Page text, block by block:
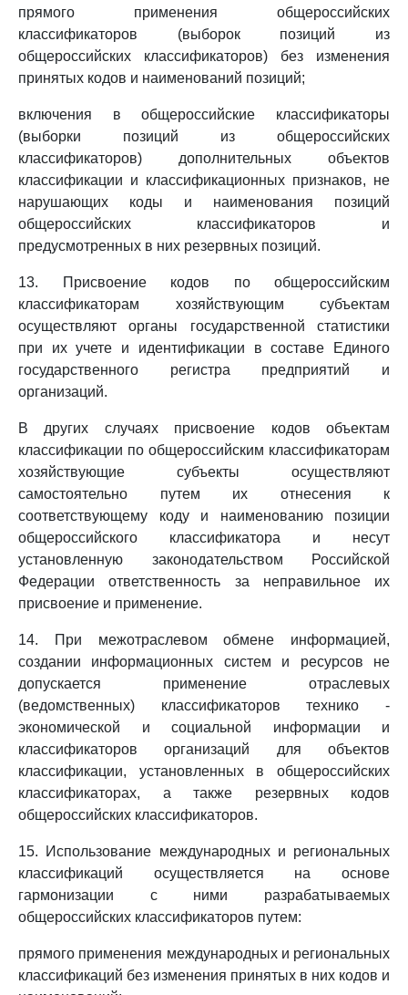
прямого применения общероссийских
классификаторов (выборок позиций из
общероссийских классификаторов) без изменения
принятых кодов и наименований позиций;
включения в общероссийские классификаторы
(выборки позиций из общероссийских
классификаторов) дополнительных объектов
классификации и классификационных признаков, не
нарушающих коды и наименования позиций
общероссийских классификаторов и
предусмотренных в них резервных позиций.
13. Присвоение кодов по общероссийским
классификаторам хозяйствующим субъектам
осуществляют органы государственной статистики
при их учете и идентификации в составе Единого
государственного регистра предприятий и
организаций.
В других случаях присвоение кодов объектам
классификации по общероссийским классификаторам
хозяйствующие субъекты осуществляют
самостоятельно путем их отнесения к
соответствующему коду и наименованию позиции
общероссийского классификатора и несут
установленную законодательством Российской
Федерации ответственность за неправильное их
присвоение и применение.
14. При межотраслевом обмене информацией,
создании информационных систем и ресурсов не
допускается применение отраслевых
(ведомственных) классификаторов технико -
экономической и социальной информации и
классификаторов организаций для объектов
классификации, установленных в общероссийских
классификаторах, а также резервных кодов
общероссийских классификаторов.
15. Использование международных и региональных
классификаций осуществляется на основе
гармонизации с ними разрабатываемых
общероссийских классификаторов путем:
прямого применения международных и региональных
классификаций без изменения принятых в них кодов и